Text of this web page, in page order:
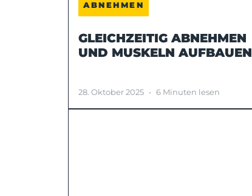
ABNEHMEN
GLEICHZEITIG ABNEHMEN
UND MUSKELN AUFBAUEN
28. Oktober 2025 • 6 Minuten lesen